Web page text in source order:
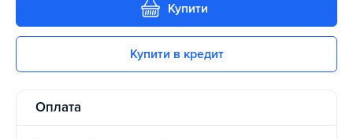
Купити
Купити в кредит
Оплата